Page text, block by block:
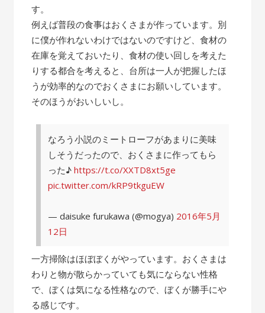
す。
例えば普段の食事はおくさまが作っています。別
に僕が作れないわけではないのですけど、食材の
在庫を覚えておいたり、食材の使い回しを考えた
りする都合を考えると、台所は一人が把握したほ
うが効率的なのでおくさまにお願いしています。
そのほうがおいしいし。
なろう小説のミートローフがあまりに美味
しそうだったので、おくさまに作ってもら
った♪https://t.co/XXTD8xt5ge
pic.twitter.com/kRP9tkguEW
— daisuke furukawa (@mogya) 2016年5月
12日
一方掃除はほぼぼくがやっています。おくさまは
わりと物が散らかっていても気にならない性格
で、ぼくは気になる性格なので、ぼくが勝手にや
る感じです。